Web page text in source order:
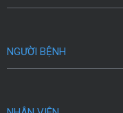
NGƯỜI BỆNH